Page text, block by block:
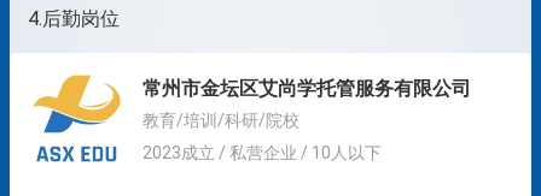
4.后勤岗位
常州市金坛区艾尚学托管服务有限公司
教育/培训/科研/院校
2023成立 / 私营企业 / 10人以下